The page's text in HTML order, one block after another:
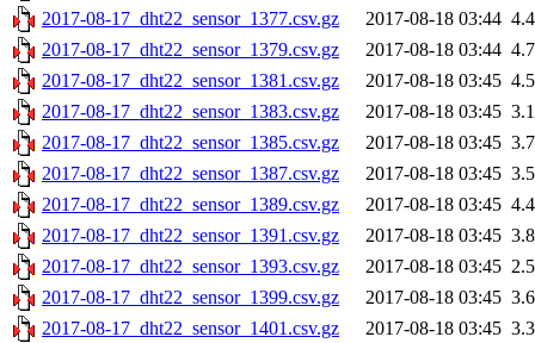
2017-08-17_dht22_sensor_1377.csv.gz
2017-08-18 03:44
2017-08-17_dht22_sensor_1379.csv.gz
2017-08-18 03:44
2017-08-17_dht22_sensor_1381.csv.gz
2017-08-18 03:45
2017-08-17_dht22_sensor_1383.csv.gz
2017-08-18 03:45
2017-08-17_dht22_sensor_1385.csv.gz
2017-08-18 03:45
2017-08-17_dht22_sensor_1387.csv.gz
2017-08-18 03:45
2017-08-17_dht22_sensor_1389.csv.gz
2017-08-18 03:45
2017-08-17_dht22_sensor_1391.csv.gz
2017-08-18 03:45
2017-08-17_dht22_sensor_1393.csv.gz
2017-08-18 03:45
2017-08-17_dht22_sensor_1399.csv.gz
2017-08-18 03:45
2017-08-17_dht22_sensor_1401.csv.gz
2017-08-18 03:45